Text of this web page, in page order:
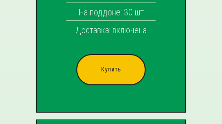
На поддоне: 30 шт
Доставка: включена
Купить